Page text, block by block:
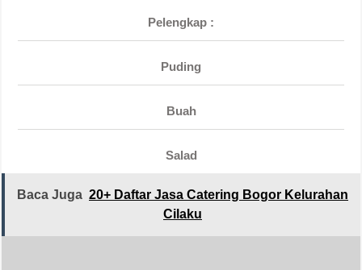
Pelengkap :
Puding
Buah
Salad
Baca Juga 20+ Daftar Jasa Catering Bogor Kelurahan
Cilaku